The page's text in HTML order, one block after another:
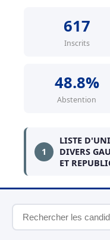
617
Inscrits
48.8%
Abstention
1
LISTE
DIVERS
ET